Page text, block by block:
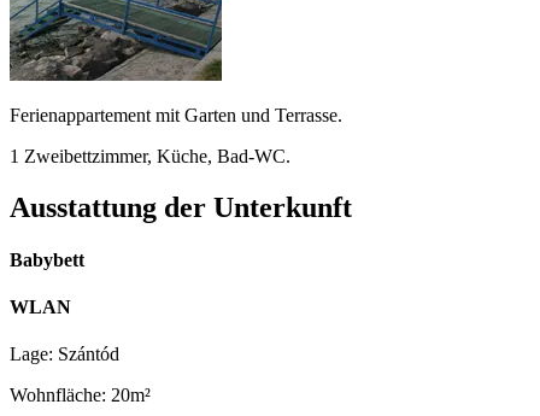
Ferienappartement mit Garten und Terrasse.
1 Zweibettzimmer, Küche, Bad-WC.
Ausstattung der Unterkunft
Babybett
WLAN
Lage: Szántód
Wohnfläche: 20m²